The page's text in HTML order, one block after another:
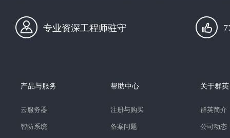
专业资深工程师驻守
产品与服务
云服务器
智防系统
帮助中心
注册与购买
备案问题
关于群英
群英简介
公司动态